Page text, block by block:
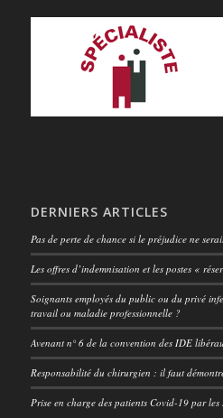
DERNIERS ARTICLES
Pas de perte de chance si le préjudice ne
Les offres d’indemnisation et les postes «
Soignants employés du public ou du privé
travail ou maladie professionnelle ?
Avenant n° 6 de la convention des IDE
Responsabilité du chirurgien : il faut
Prise en charge des patients Covid-19 par les